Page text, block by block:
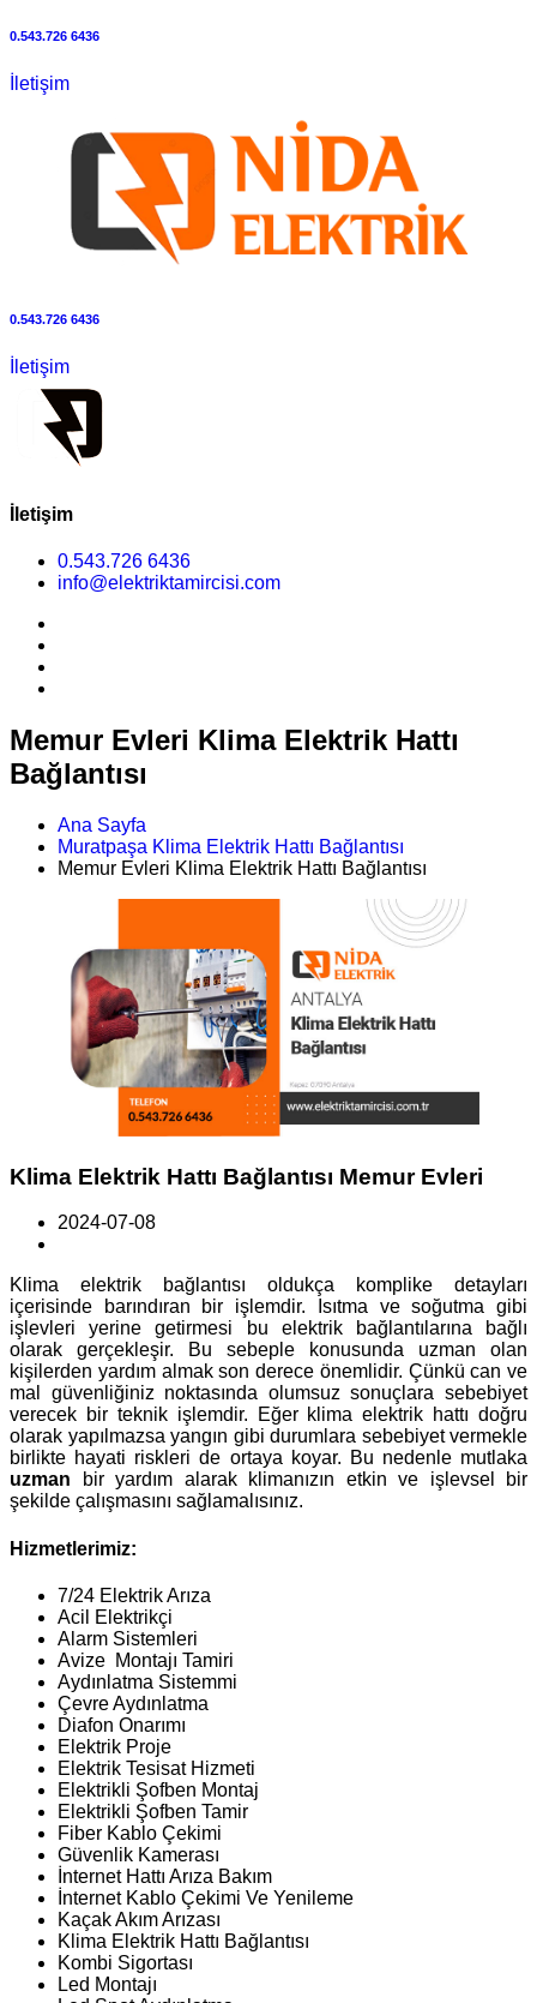
0.543.726 6436
İletişim
0.543.726 6436
İletişim
İletişim
0.543.726 6436
info@elektriktamircisi.com
Memur Evleri Klima Elektrik Hattı
Bağlantısı
Ana Sayfa
Muratpaşa Klima Elektrik Hattı Bağlantısı
Memur Evleri Klima Elektrik Hattı Bağlantısı
Klima Elektrik Hattı Bağlantısı Memur Evleri
2024-07-08
Klima elektrik bağlantısı oldukça komplike detayları
içerisinde barındıran bir işlemdir. Isıtma ve soğutma gibi
işlevleri yerine getirmesi bu elektrik bağlantılarına bağlı
olarak gerçekleşir. Bu sebeple konusunda uzman olan
kişilerden yardım almak son derece önemlidir. Çünkü can ve
mal güvenliğiniz noktasında olumsuz sonuçlara sebebiyet
verecek bir teknik işlemdir. Eğer klima elektrik hattı doğru
olarak yapılmazsa yangın gibi durumlara sebebiyet vermekle
birlikte hayati riskleri de ortaya koyar. Bu nedenle mutlaka
uzman
bir yardım alarak klimanızın etkin ve işlevsel bir
şekilde çalışmasını sağlamalısınız.
Hizmetlerimiz:
7/24 Elektrik Arıza
Acil Elektrikçi
Alarm Sistemleri
Avize Montajı Tamiri
Aydınlatma Sistemmi
Çevre Aydınlatma
Diafon Onarımı
Elektrik Proje
Elektrik Tesisat Hizmeti
Elektrikli Şofben Montaj
Elektrikli Şofben Tamir
Fiber Kablo Çekimi
Güvenlik Kamerası
İnternet Hattı Arıza Bakım
İnternet Kablo Çekimi Ve Yenileme
Kaçak Akım Arızası
Klima Elektrik Hattı Bağlantısı
Kombi Sigortası
Led Montajı